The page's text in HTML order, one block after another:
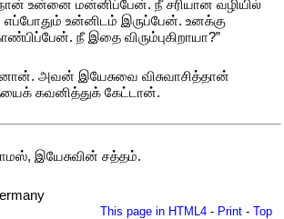
நான் உன்னை மன்னிப்பேன். நீ சரியான வழியில்
உன்னிடம் இருப்பேன். உனக்கு
நீ இதை விரும்புகிறாயா?”
அவன் இயேசுவை விசுவாசித்தான்
கவனித்துக் கேட்டான்.
இயேசுவின் சத்தம்.
This page in HTML4 - Print - Top